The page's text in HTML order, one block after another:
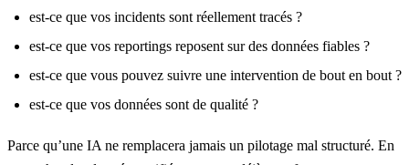
est-ce que vos incidents sont réellement tracés ?
est-ce que vos reportings reposent sur des données fiables ?
est-ce que vous pouvez suivre une intervention de bout en bout ?
est-ce que vos données sont de qualité ?
Parce qu’une IA ne remplacera jamais un pilotage mal structuré. En